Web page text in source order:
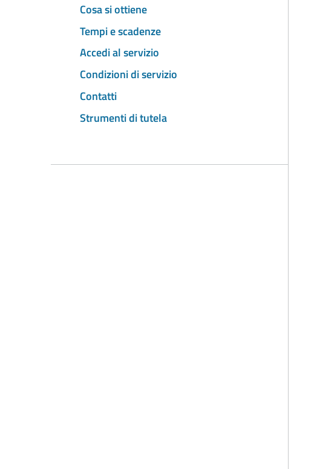
Cosa si ottiene
Tempi e scadenze
Accedi al servizio
Condizioni di servizio
Contatti
Strumenti di tutela